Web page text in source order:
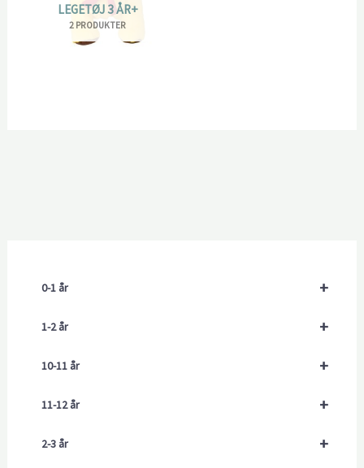
+
0-1 år
+
1-2 år
+
10-11 år
+
11-12 år
+
2-3 år
LEGETØJ 3 ÅR+
2 PRODUKTER